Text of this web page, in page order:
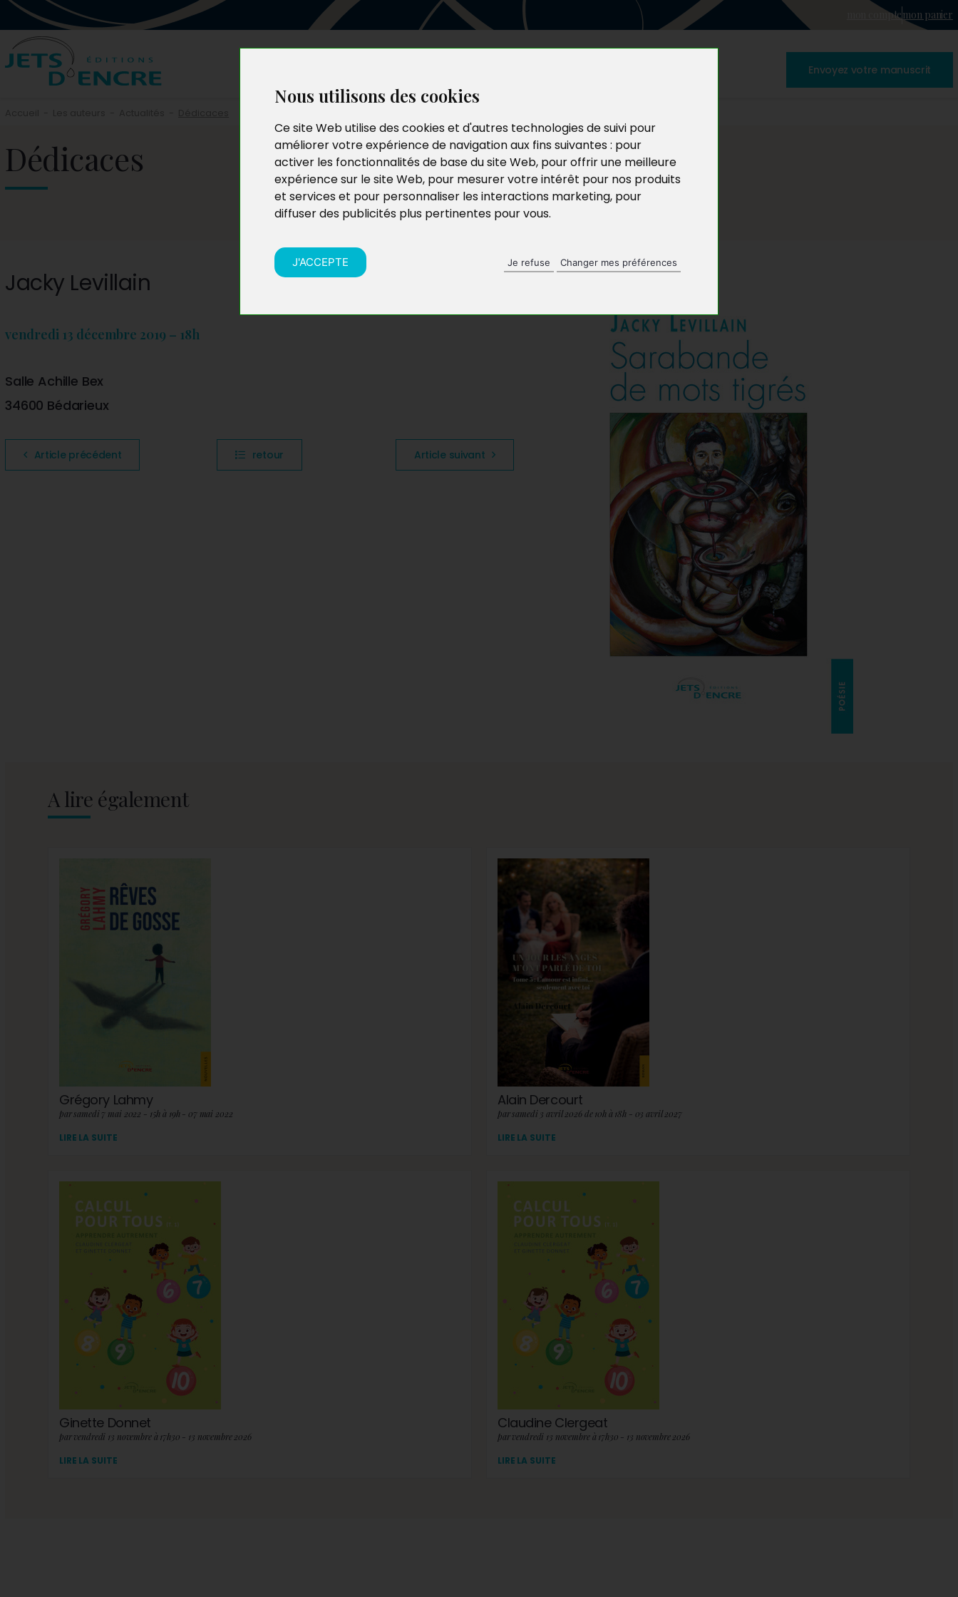
Nous utilisons des cookies
Ce site Web utilise des cookies et d'autres technologies de suivi pour
améliorer votre expérience de navigation aux fins suivantes : pour
activer les fonctionnalités de base du site Web, pour offrir une meilleure
expérience sur le site Web, pour mesurer votre intérêt pour nos produits
et services et pour personnaliser les interactions marketing, pour
diffuser des publicités plus pertinentes pour vous.
J'ACCEPTE Je refuse Changer mes préférences
mon comptemon panier
Envoyez votre manuscrit
Dédicaces
Jacky Levillain
vendredi 13 décembre 2019 – 18h
Salle Achille Bex
34600 Bédarieux
Article précédent retour Article suivant
A lire également
Grégory Lahmy
par samedi 7 mai 2022 - 15h à 19h - 07 mai 2022
LIRE LA SUITE
Alain Dercourt
par samedi 3 avril 2026 de 10h à 18h - 03 avril 2027
LIRE LA SUITE
Ginette Donnet
par vendredi 13 novembre à 17h30 - 13 novembre 2026
LIRE LA SUITE
Claudine Clergeat
par vendredi 13 novembre à 17h30 - 13 novembre 2026
LIRE LA SUITE